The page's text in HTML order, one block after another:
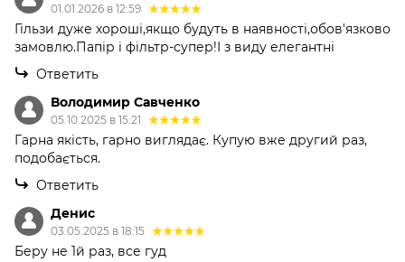
01.01.2026 в 12:59
Гільзи дуже хороші,якщо будуть в наявності,обов'язково
замовлю.Папір і фільтр-супер!І з виду елегантні
Ответить
Володимир Савченко
05.10.2025 в 15:21
Гарна якість, гарно виглядає. Купую вже другий раз,
подобається.
Ответить
Денис
03.05.2025 в 18:15
Беру не 1й раз, все гуд